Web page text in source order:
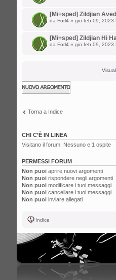
[Mi+sped] Zildjian
da Forl4 » gio feb 09, 2023
[Mi+sped] Zildjian Hi
da Forl4 » gio feb 09, 2023
Scrivi un nuovo
argomento
Torna a Indice
CHI C’È IN LINEA
Visitano il forum: Nessuno e 1 ospite
PERMESSI FORUM
Non puoi aprire nuovi argomenti
Non puoi rispondere negli argomenti
Non puoi modificare i tuoi messaggi
Non puoi cancellare i tuoi messaggi
Non puoi inviare allegati
Indice